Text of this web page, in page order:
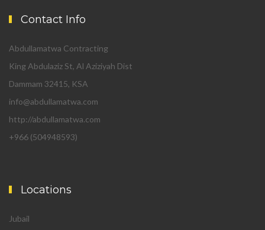
Contact Info
Abdullamatwa Contracting
King Abdulaziz St, Al Aziziyah Dist
Dammam 32415, KSA
info@abdullamatwa.com
http://abdullamatwa.com
+966 (504948593)
Locations
Jubail